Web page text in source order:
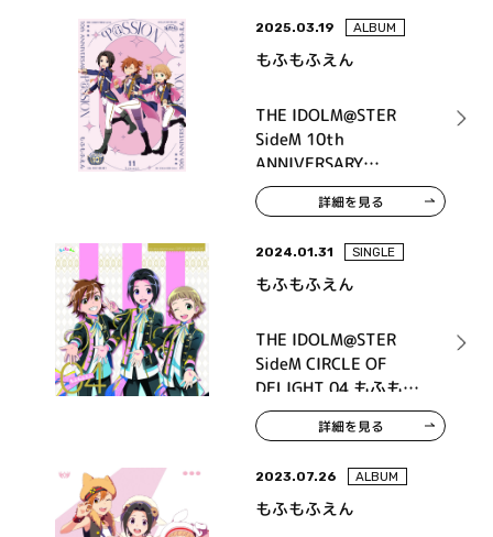
2025.03.19 ALBUM
もふもふえん
THE IDOLM@STER
SideM 10th
ANNIVERSARY
P@SSION 11 もふもふ
えん
詳細を見る
2024.01.31 SINGLE
もふもふえん
THE IDOLM@STER
SideM CIRCLE OF
DELIGHT 04 もふもふ
えん
詳細を見る
2023.07.26 ALBUM
もふもふえん